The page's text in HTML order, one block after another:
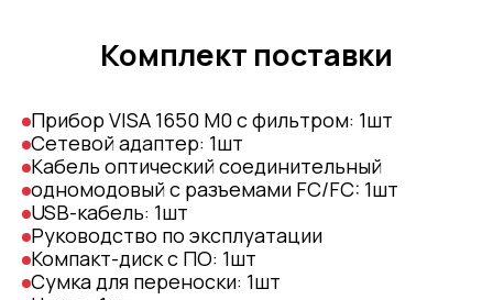
Комплект поставки
Прибор VISA 1650 M0 с фильтром: 1шт
Сетевой адаптер: 1шт
Кабель оптический соединительный
одномодовый с разъемами FC/FC: 1шт
USB-кабель: 1шт
Руководство по эксплуатации
Компакт-диск с ПО: 1шт
Сумка для переноски: 1шт